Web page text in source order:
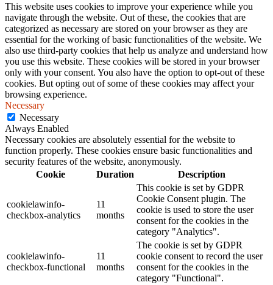
This website uses cookies to improve your experience while you
navigate through the website. Out of these, the cookies that are
categorized as necessary are stored on your browser as they are
essential for the working of basic functionalities of the website. We
also use third-party cookies that help us analyze and understand how
you use this website. These cookies will be stored in your browser
only with your consent. You also have the option to opt-out of these
cookies. But opting out of some of these cookies may affect your
browsing experience.
Necessary
Necessary
Always Enabled
Necessary cookies are absolutely essential for the website to
function properly. These cookies ensure basic functionalities and
security features of the website, anonymously.
Cookie
Duration Description
cookielawinfo-
checkbox-analytics
11
months
This cookie is set by GDPR
Cookie Consent plugin. The
cookie is used to store the user
consent for the cookies in the
category "Analytics".
cookielawinfo-
checkbox-functional
11
months
The cookie is set by GDPR
cookie consent to record the user
consent for the cookies in the
category "Functional".